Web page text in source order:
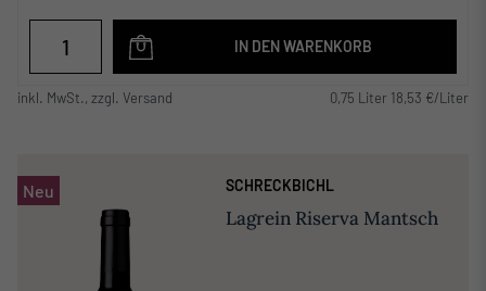
IN DEN WARENKORB
inkl. MwSt., zzgl. Versand 0,75 Liter 18,53 €/Liter
Neu SCHRECKBICHL
Lagrein Riserva Mantsch